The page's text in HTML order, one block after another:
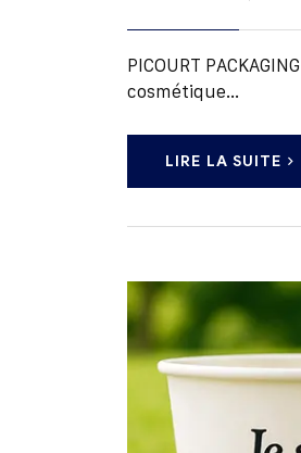
PICOURT
cosmétique...
LIRE LA SUITE